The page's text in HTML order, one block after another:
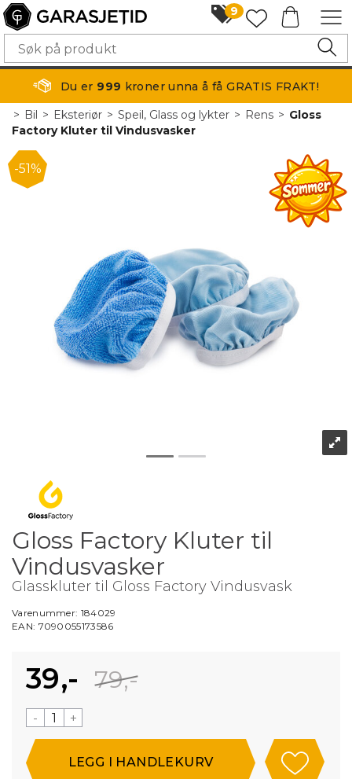
9
Du er 999 kroner unna å få GRATIS FRAKT!
> Bil> Eksteriør>Speil, Glass og lykter> Rens>Gloss
Factory Kluter til Vindusvasker
51%
Gloss Factory Kluter til
Vindusvasker
Glasskluter til Gloss Factory Vindusvask
Varenummer: 184029
EAN: 7090055173586
39,- 79,-
- +